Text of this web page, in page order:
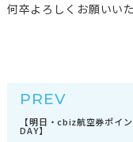
何卒よろしくお願いいた
PREV
【明日・cbiz航空券ポイ
DAY】